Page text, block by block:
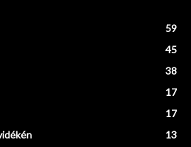
59
45
38
17
17
13